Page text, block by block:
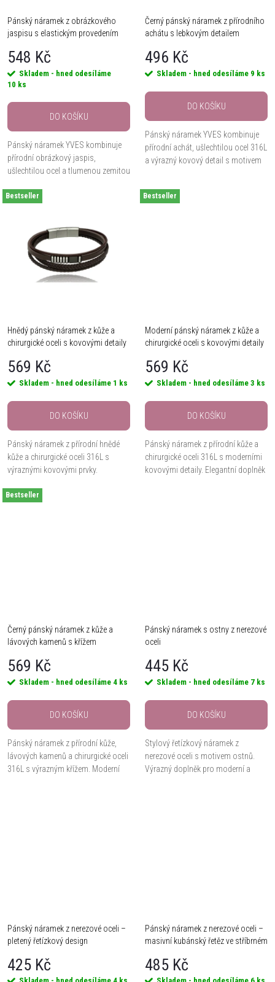
p
r
o
d
u
k
s
p
r
o
d
u
k
Pánský náramek z obrázkového
jaspisu s elastickým provedením
548 Kč
Skladem - hned odesíláme
10 ks
DO KOŠÍKU
Pánský náramek YVES kombinuje
přírodní obrázkový jaspis,
ušlechtilou ocel a tlumenou zemitou
mužským výrazem. Elastické
Černý pánský náramek z přírodního
achátu s lebkovým detailem
496 Kč
Skladem - hned odesíláme 9 ks
DO KOŠÍKU
Pánský náramek YVES kombinuje
přírodní achát, ušlechtilou ocel 316L
a výrazný kovový detail s motivem
zápěstí,...
Bestseller
Hnědý pánský náramek z kůže a
chirurgické oceli s kovovými detaily
569 Kč
Skladem - hned odesíláme 1 ks
DO KOŠÍKU
Pánský náramek z přírodní hnědé
kůže a chirurgické oceli 316L s
výraznými kovovými prvky.
formálnější styl. Maximální délka 23
Bestseller
Moderní pánský náramek z kůže a
chirurgické oceli s kovovými detaily
569 Kč
Skladem - hned odesíláme 3 ks
DO KOŠÍKU
Pánský náramek z přírodní kůže a
chirurgické oceli 316L s moderními
kovovými detaily. Elegantní doplněk
Bestseller
Černý pánský náramek z kůže a
lávových kamenů s křížem
569 Kč
Skladem - hned odesíláme 4 ks
DO KOŠÍKU
Pánský náramek z přírodní kůže,
lávových kamenů a chirurgické oceli
316L s výrazným křížem. Moderní
Pánský náramek s ostny z nerezové
oceli
445 Kč
Skladem - hned odesíláme 7 ks
DO KOŠÍKU
Stylový řetízkový náramek z
nerezové oceli s motivem ostnů.
Výrazný doplněk pro moderní a
Pánský náramek z nerezové oceli –
pletený řetízkový design
425 Kč
Pánský náramek z nerezové oceli –
masivní kubánský řetěz ve stříbrném
485 Kč